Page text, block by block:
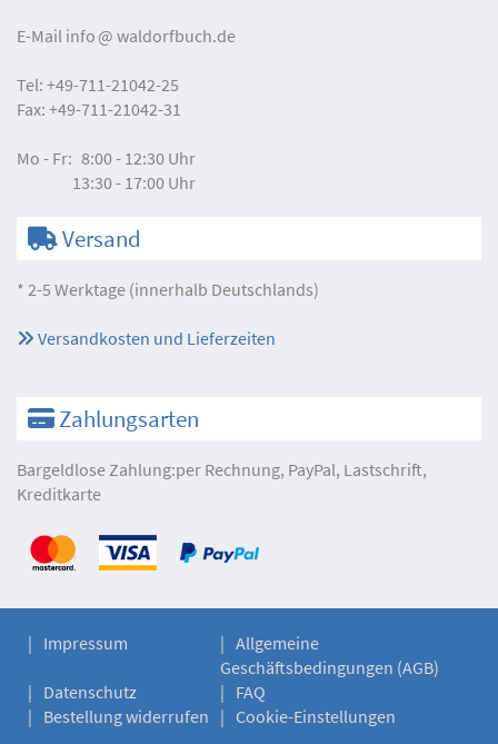
E-Mail info waldorfbuch.de
Tel: +49-711-21042-25
Fax: +49-711-21042-31
Mo - Fr: 8:00 - 12:30 Uhr
13:30 - 17:00 Uhr
Versand
* 2-5 Werktage (innerhalb Deutschlands)
Versandkosten und Lieferzeiten
Zahlungsarten
Bargeldlose Zahlung:per Rechnung, PayPal, Lastschrift,
Kreditkarte
Impressum
Allgemeine
Geschäftsbedingungen (AGB)
Datenschutz
FAQ
Bestellung widerrufen
Cookie-Einstellungen